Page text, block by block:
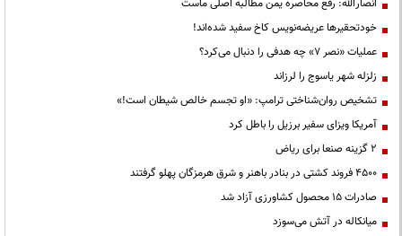
انصارالله: رفع محاصره یمن مطالبه اصلی ماست
خودتحقیرها عریضه‌نویس کاخ سفید شده‌اند!
عملیات «نصر ۷» چه هدفی را دنبال می‌کرد؟
زلزله شهر یاسوج را لرزاند
تشخیص روان‌شناختی ترامپ: «او تجسم خالص شیطان است!»
آمریکا ویزای سفیر برزیل را باطل کرد
۲ گزینه صنعا برای ریاض
۴۵۰۰ فروند کشتی در بنادر باهنر و شرق هرمزگان پهلو گرفتند
صادرات ۱۵ محصول کشاورزی آزاد شد
میانکاله در آتش می‌سوزد